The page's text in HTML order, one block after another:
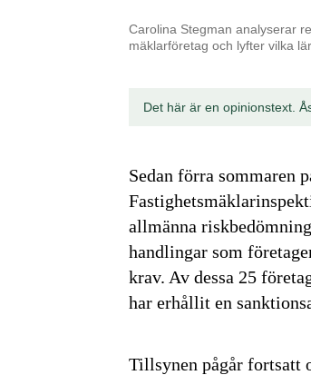
Carolina Stegman analyserar
mäklarföretag och lyfter vilka
Det här är en opinionstext.
Sedan förra sommaren
allmänna
handlingar som
krav. Av dessa 25
har erhållit en
Tillsynen pågår fortsatt